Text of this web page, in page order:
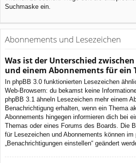
Suchmaske ein.
Abonnements und Lesezeichen
Was ist der Unterschied
und einem Abonnements für ein
In phpBB 3.0 funktionierten Lesezeichen
Web-Browsern: du bekamst keine
phpBB 3.1 ähneln Lesezeichen mehr einem
Benachrichtigung erhalten, wenn ein Thema
Abonnements hingegen informieren dich bei
Themas oder eines Forums des Boards. Die
für Lesezeichen und Abonnements können
„Benachrichtigungen einstellen“ geändert